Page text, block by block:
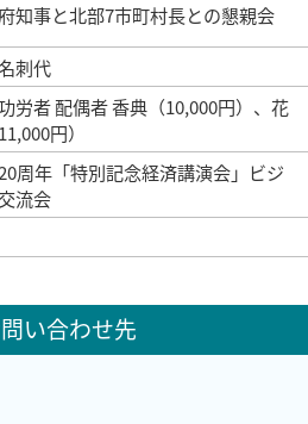
知事と北部7市町村長との懇親会
刺代
労者 配偶者 香典（10,000円）、花
円）
周年「特別記念経済講演会」ビジ
流会
い合わせ先